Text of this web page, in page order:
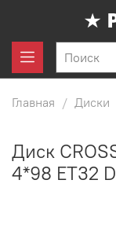
Главная Диски
Диск
4*98 ET32